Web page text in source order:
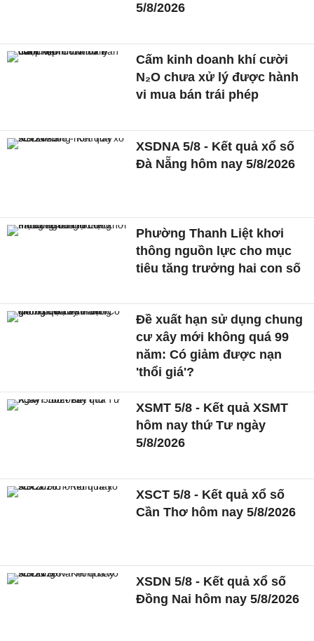
5/8/2026
Cấm kinh doanh khí cười
N₂O chưa xử lý được hành
vi mua bán trái phép
XSDNA 5/8 - Kết quả xổ số
Đà Nẵng hôm nay 5/8/2026
Phường Thanh Liệt khơi
thông nguồn lực cho mục
tiêu tăng trưởng hai con số
Đề xuất hạn sử dụng chung
cư xây mới không quá 99
năm: Có giảm được nạn
'thổi giá'?
XSMT 5/8 - Kết quả XSMT
hôm nay thứ Tư ngày
5/8/2026
XSCT 5/8 - Kết quả xổ số
Cần Thơ hôm nay 5/8/2026
XSDN 5/8 - Kết quả xổ số
Đồng Nai hôm nay 5/8/2026